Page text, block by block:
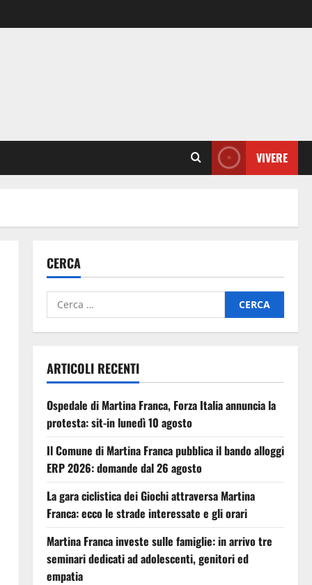
VIVERE
CERCA
ARTICOLI RECENTI
Ospedale di Martina Franca, Forza Italia annuncia la
protesta: sit-in lunedì 10 agosto
Il Comune di Martina Franca pubblica il bando alloggi
ERP 2026: domande dal 26 agosto
La gara ciclistica dei Giochi attraversa Martina
Franca: ecco le strade interessate e gli orari
Martina Franca investe sulle famiglie: in arrivo tre
seminari dedicati ad adolescenti, genitori ed
empatia